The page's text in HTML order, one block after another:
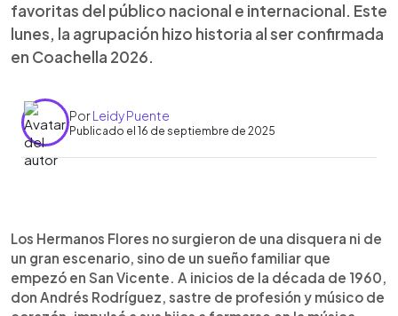
favoritas del público nacional e internacional. Este
lunes, la agrupación hizo historia al ser confirmada
en Coachella 2026.
PorLeidy Puente
Publicado el 16 de septiembre de 2025
Escuchar artículo
Desde San Vicente, Los Hermanos Flores
nacieron en 1960 como un sueño familiar
impulsado por don Andrés Rodríguez. Con
trompetas, saxos y percusiones, llevaron frescura
a la música tropical salvadoreña. Su gran salto
Los Hermanos Flores no surgieron de una disquera ni de
un gran escenario, sino de un sueño familiar que
empezó en San Vicente. A inicios de la década de 1960,
don Andrés Rodríguez, sastre de profesión y músico de